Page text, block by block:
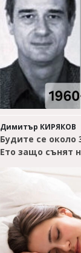
Димитър КИРЯКОВ
Будите се около
Ето защо сънят